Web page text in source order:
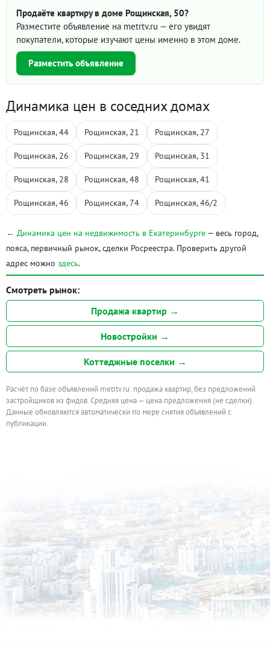
Продаёте квартиру в доме Рощинская, 50?
Разместите объявление на metrtv.ru — его увидят
покупатели, которые изучают цены именно в этом доме.
Разместить объявление
Динамика цен в соседних домах
Рощинская, 44 Рощинская, 21 Рощинская, 27
Рощинская, 26 Рощинская, 29 Рощинская, 31
Рощинская, 28 Рощинская, 48 Рощинская, 41
Рощинская, 46 Рощинская, 74 Рощинская, 46/2
← Динамика цен на недвижимость в Екатеринбурге — весь город,
пояса, первичный рынок, сделки Росреестра. Проверить другой
адрес можно здесь.
Смотреть рынок:
Продажа квартир →
Новостройки →
Коттеджные поселки →
Расчёт по базе объявлений metrtv.ru: продажа квартир, без предложений
застройщиков из фидов. Средняя цена — цена предложения (не сделки).
Данные обновляются автоматически по мере снятия объявлений с
публикации.